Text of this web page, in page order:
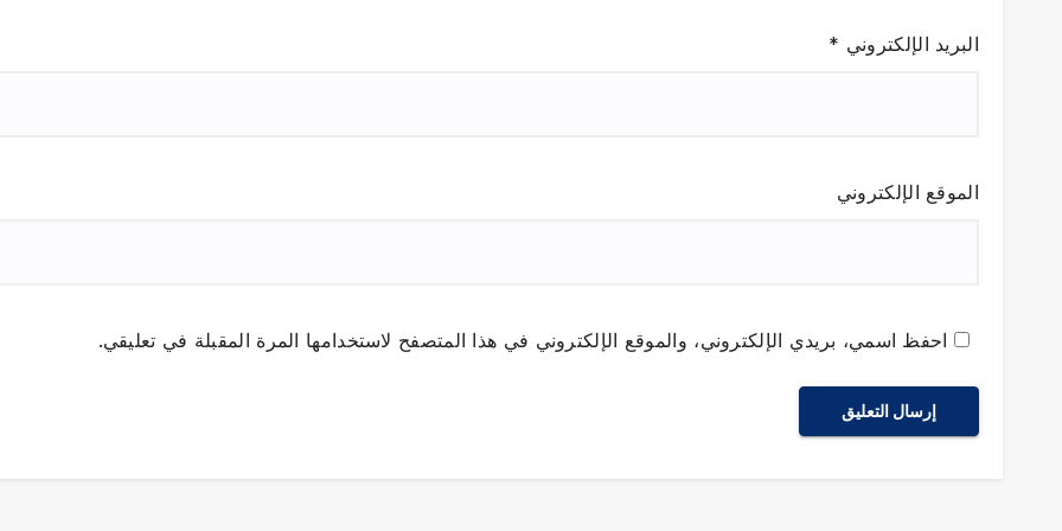
البريد الإلكتروني *
الموقع الإلكتروني
احفظ اسمي، بريدي الإلكتروني، والموقع الإلكتروني في هذا المتصفح لاستخدامها المرة المقبلة في تعليقي.